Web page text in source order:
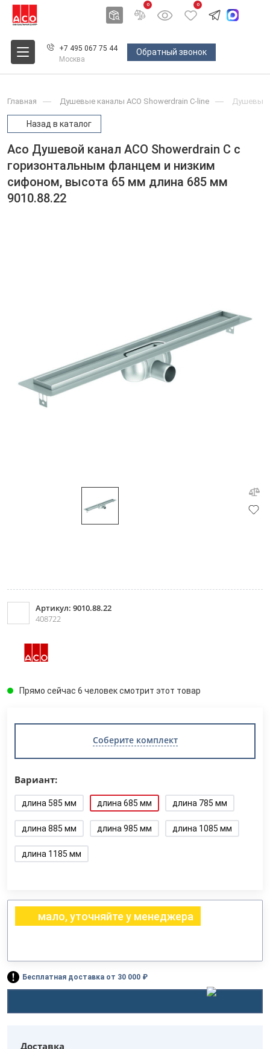
0 0
+7 495 067 75 44
Москва
Обратный звонок
Главная Душевые каналы ACO Showerdrain С-line Душевые
Назад в каталог
Aco Душевой канал ACO Showerdrain C с
горизонтальным фланцем и низким
сифоном, высота 65 мм длина 685 мм
9010.88.22
Артикул: 9010.88.22
408722
Прямо сейчас 6 человек смотрит этот товар
Соберите комплект
Вариант:
длина 585 мм длина 685 мм длина 785 мм
длина 885 мм длина 985 мм длина 1085 мм
длина 1185 мм
мало, уточняйте у менеджера
Бесплатная доставка от 30 000 ₽
Доставка